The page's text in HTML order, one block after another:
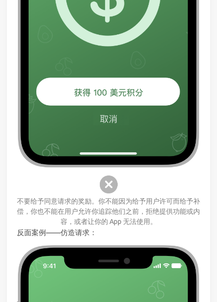
不要给予同意请求的奖励。你不能因为给予用户许可而给予补
偿，你也不能在用户允许你追踪他们之前，拒绝提供功能或内
容，或者让你的 App 无法使用。
反面案例——仿造请求：